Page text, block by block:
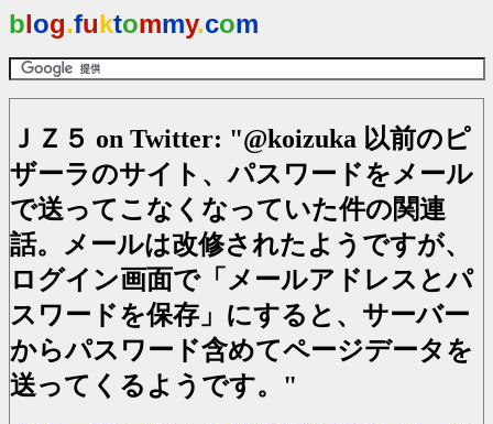
blog.fuktommy.com
ＪＺ５ on Twitter: "@koizuka 以前のピ
ザーラのサイト、パスワードをメール
で送ってこなくなっていた件の関連
話。メールは改修されたようですが、
ログイン画面で「メールアドレスとパ
スワードを保存」にすると、サーバー
からパスワード含めてページデータを
送ってくるようです。"